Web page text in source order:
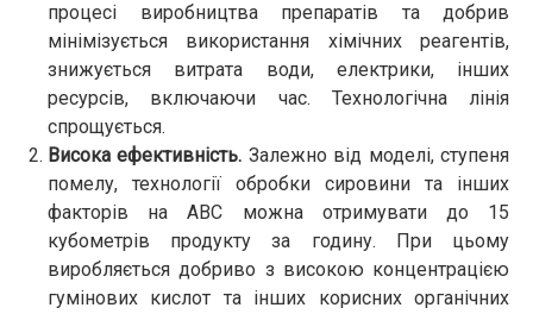
процесі виробництва препаратів та добрив
мінімізується використання хімічних реагентів,
знижується витрата води, електрики, інших
ресурсів, включаючи час. Технологічна лінія
спрощується.
Висока ефективність. Залежно від моделі, ступеня
помелу, технології обробки сировини та інших
факторів на АВС можна отримувати до 15
кубометрів продукту за годину. При цьому
виробляється добриво з високою концентрацією
гумінових кислот та інших корисних органічних